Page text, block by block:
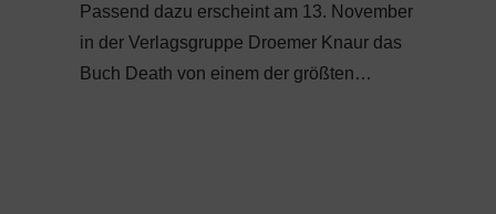
Passend dazu erscheint am 13. November
in der Verlagsgruppe Droemer Knaur das
Buch Death von einem der größten…